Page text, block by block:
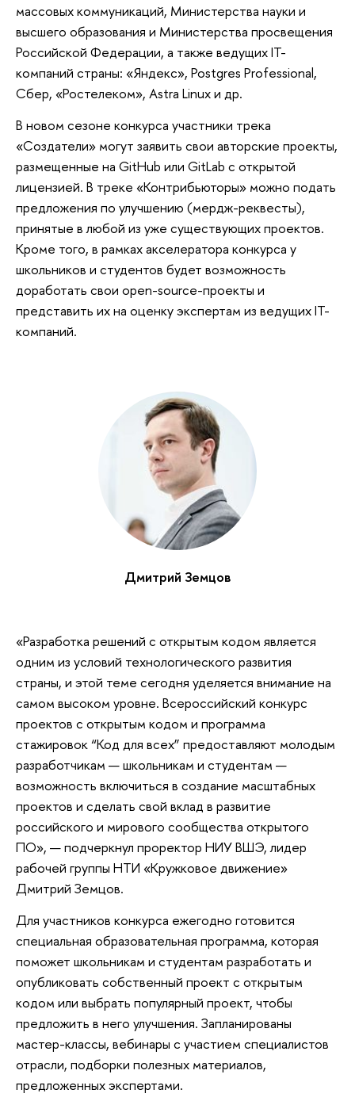
массовых коммуникаций, Министерства науки и
высшего образования и Министерства просвещения
Российской Федерации, а также ведущих IT-
компаний страны: «Яндекс», Postgres Professional,
Сбер, «Ростелеком», Astra Linux и др.
В новом сезоне конкурса участники трека
«Создатели» могут заявить свои авторские проекты,
размещенные на GitHub или GitLab с открытой
лицензией. В треке «Контрибьюторы» можно подать
предложения по улучшению (мердж-реквесты),
принятые в любой из уже существующих проектов.
Кроме того, в рамках акселератора конкурса у
школьников и студентов будет возможность
доработать свои open-source-проекты и
представить их на оценку экспертам из ведущих IT-
компаний.
Дмитрий Земцов
«Разработка решений с открытым кодом является
одним из условий технологического развития
страны, и этой теме сегодня уделяется внимание на
самом высоком уровне. Всероссийский конкурс
проектов с открытым кодом и программа
стажировок “Код для всех” предоставляют молодым
разработчикам — школьникам и студентам —
возможность включиться в создание масштабных
проектов и сделать свой вклад в развитие
российского и мирового сообщества открытого
ПО», — подчеркнул проректор НИУ ВШЭ, лидер
рабочей группы НТИ «Кружковое движение»
Дмитрий Земцов.
Для участников конкурса ежегодно готовится
специальная образовательная программа, которая
поможет школьникам и студентам разработать и
опубликовать собственный проект с открытым
кодом или выбрать популярный проект, чтобы
предложить в него улучшения. Запланированы
мастер-классы, вебинары с участием специалистов
отрасли, подборки полезных материалов,
предложенных экспертами.